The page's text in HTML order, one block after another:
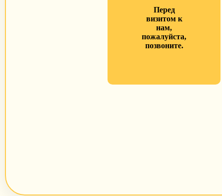
Перед
визитом к
нам,
пожалуйста,
позвоните.